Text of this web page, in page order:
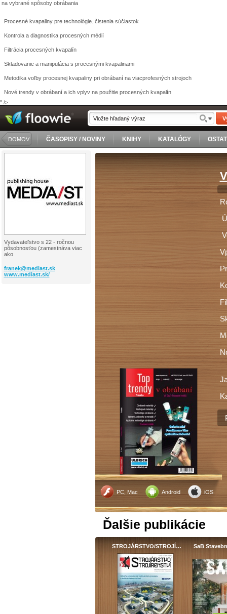
na vybrané spôsoby obrábania
Procesné kvapaliny pre technológie . čistenia súčiastok
Kontrola a diagnostika procesných médií
Filtrácia procesných kvapalín
Skladovanie a manipulácia s procesnými kvapalinami
Metodika voľby procesnej kvapaliny pri obrábaní na viacprofesných strojoch
Nové trendy v obrábaní a ich vplyv na použitie procesných kvapalín
" />
DOMOV ČASOPISY / NOVINY KNIHY KATALÓGY
Vydavateľstvo s 22 - ročnou
pôsobnosťou (zamestnáva viac
ako
franek@mediast.sk
www.mediast.sk/
PC, Mac Android iOS
Ďalšie publikácie
STROJÁRSTVO/STROJÍ… SaB